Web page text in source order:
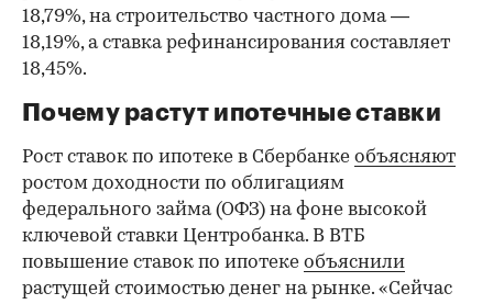
18,79%, на строительство частного дома —
18,19%, а ставка рефинансирования составляет
18,45%.
Почему растут ипотечные ставки
Рост ставок по ипотеке в Сбербанке объясняют
ростом доходности по облигациям
федерального займа (ОФЗ) на фоне высокой
ключевой ставки Центробанка. В ВТБ
повышение ставок по ипотеке объяснили
растущей стоимостью денег на рынке. «Сейчас